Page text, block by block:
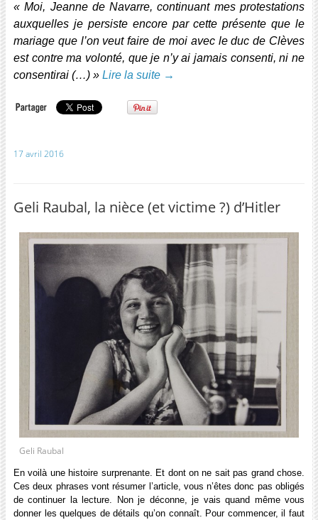
« Moi, Jeanne de Navarre, continuant mes protestations
auxquelles je persiste encore par cette présente que le
mariage que l’on veut faire de moi avec le duc de Clèves
est contre ma volonté, que je n’y ai jamais consenti, ni ne
consentirai (…) » Lire la suite →
17 avril 2016
Geli Raubal, la nièce (et victime ?) d’Hitler
Geli Raubal
En voilà une histoire surprenante. Et dont on ne sait pas grand chose.
Ces deux phrases vont résumer l’article, vous n’êtes donc pas obligés
de continuer la lecture. Non je déconne, je vais quand même vous
donner les quelques de détails qu’on connaît. Pour commencer, il faut